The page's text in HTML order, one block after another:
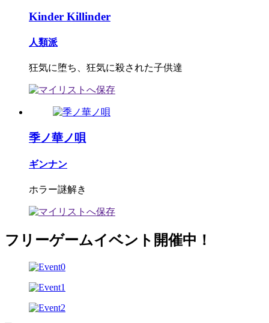
Kinder Killinder
人類派
狂気に堕ち、狂気に殺された子供達
季ノ華ノ唄
ギンナン
ホラー謎解き
フリーゲームイベント開催中！